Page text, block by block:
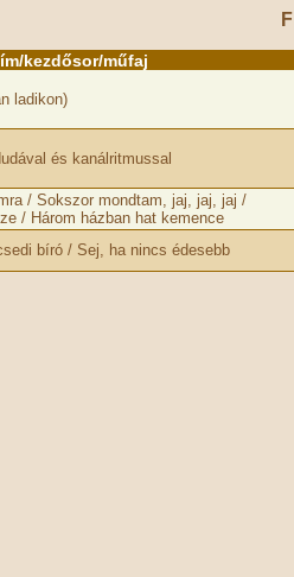
kezdősor/műfaj
ladikon)
és kanálritmussal
/ Sokszor mondtam, jaj, jaj, jaj /
/ Három házban hat kemence
bíró / Sej, ha nincs édesebb